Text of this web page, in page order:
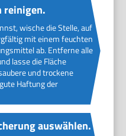
reinigen.
wische die Stelle, auf
mit einem feuchten
ab. Entferne alle
lasse die Fläche
und trockene
Haftung der
auswählen.